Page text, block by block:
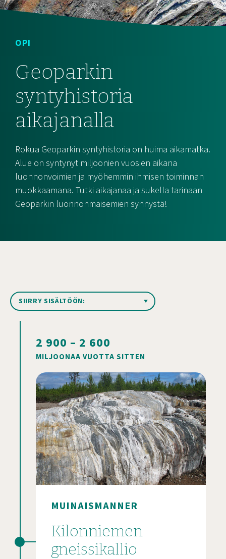
OPI
Geoparkin
syntyhistoria
aikajanalla
Rokua Geoparkin syntyhistoria on huima aikamatka.
Alue on syntynyt miljoonien vuosien aikana
luonnonvoimien ja myöhemmin ihmisen toiminnan
muokkaamana. Tutki aikajanaa ja sukella tarinaan
Geoparkin luonnonmaisemien synnystä!
Ankkurivalikko
2 900 – 2 600
MILJOONAA VUOTTA SITTEN
MUINAISMANNER
Kilonniemen
gneissikallio